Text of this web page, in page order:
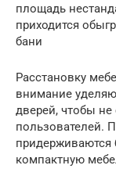
площадь
приходится
бани
Расстановку
внимание
дверей, чтобы не
пользователей.
придерживаются
компактную